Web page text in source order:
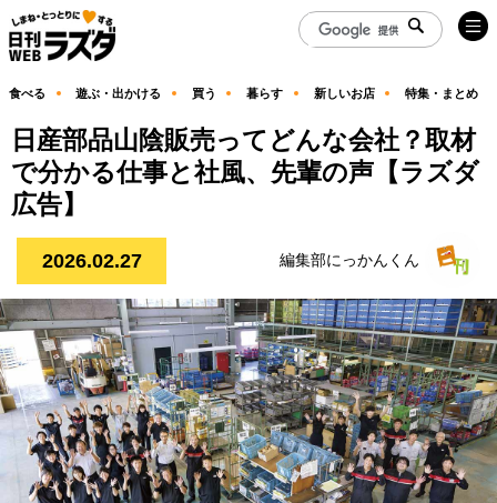
食べる 遊ぶ・出かける 買う 暮らす 新しいお店 特集・まとめ
日産部品山陰販売ってどんな会社？取材
で分かる仕事と社風、先輩の声【ラズダ
広告】
2026.02.27 編集部にっかんくん